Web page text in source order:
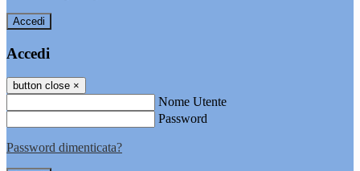
Accedi
Accedi
button close ×
Nome Utente
Password
Password dimenticata?